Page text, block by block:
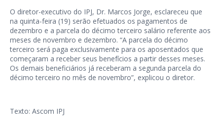
O diretor-executivo do IPJ, Dr. Marcos Jorge, esclareceu que
na quinta-feira (19) serão efetuados os pagamentos de
dezembro e a parcela do décimo terceiro salário referente aos
meses de novembro e dezembro. “A parcela do décimo
terceiro será paga exclusivamente para os aposentados que
começaram a receber seus benefícios a partir desses meses.
Os demais beneficiários já receberam a segunda parcela do
décimo terceiro no mês de novembro”, explicou o diretor.
Texto: Ascom IPJ